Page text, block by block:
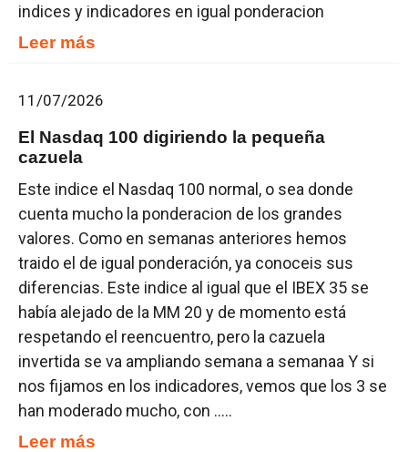
indices y indicadores en igual ponderacion
Leer más
11/07/2026
El Nasdaq 100 digiriendo la pequeña
cazuela
Este indice el Nasdaq 100 normal, o sea donde
cuenta mucho la ponderacion de los grandes
valores. Como en semanas anteriores hemos
traido el de igual ponderación, ya conoceis sus
diferencias. Este indice al igual que el IBEX 35 se
había alejado de la MM 20 y de momento está
respetando el reencuentro, pero la cazuela
invertida se va ampliando semana a semanaa Y si
nos fijamos en los indicadores, vemos que los 3 se
han moderado mucho, con .....
Leer más